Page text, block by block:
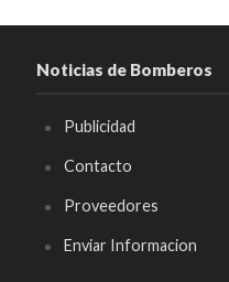
Noticias de Bomberos
Publicidad
Contacto
Proveedores
Enviar Informacion